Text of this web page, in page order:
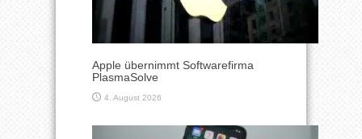
Apple übernimmt Softwarefirma
PlasmaSolve
4. August 2026